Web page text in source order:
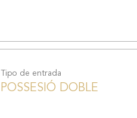
Tipo de entrada
POSSESIÓ DOBLE